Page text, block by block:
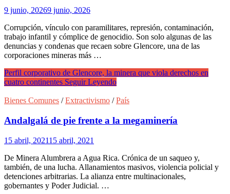
9 junio, 20269 junio, 2026
Corrupción, vínculo con paramilitares, represión, contaminación,
trabajo infantil y cómplice de genocidio. Son solo algunas de las
denuncias y condenas que recaen sobre Glencore, una de las
corporaciones mineras más …
Perfil corporativo de Glencore, la minera que viola derechos en
cuatro continentes Seguir Leyendo
Bienes Comunes /Extractivismo /País
Andalgalá de pie frente a la megaminería
15 abril, 202115 abril, 2021
De Minera Alumbrera a Agua Rica. Crónica de un saqueo y,
también, de una lucha. Allanamientos masivos, violencia policial y
detenciones arbitrarias. La alianza entre multinacionales,
gobernantes y Poder Judicial. …